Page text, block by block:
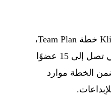
— أطلقت Kling AI خطة Team Plan،
خطة تعاونية تتيح للفرق التي تصل إلى 15 عضوًا
الخطة موارد